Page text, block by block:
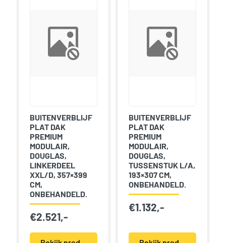
BUITENVERBLIJF
PLAT DAK
PREMIUM
MODULAIR,
DOUGLAS,
LINKERDEEL
XXL/D, 357×399
CM,
ONBEHANDELD.
€2.521,-
BUITENVERBLIJF
PLAT DAK
PREMIUM
MODULAIR,
DOUGLAS,
TUSSENSTUK L/A,
193×307 CM,
ONBEHANDELD.
€1.132,-